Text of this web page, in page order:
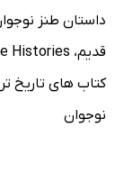
داستان طنز
قدیم، Histories
کتاب های تاریخ
نوجوان